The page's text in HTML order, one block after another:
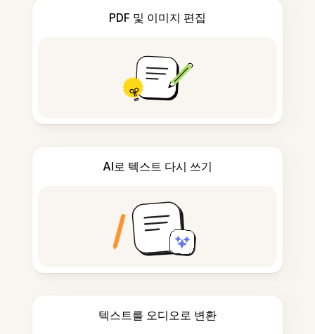
PDF 및 이미지 편집
AI로 텍스트 다시 쓰기
텍스트를 오디오로 변환